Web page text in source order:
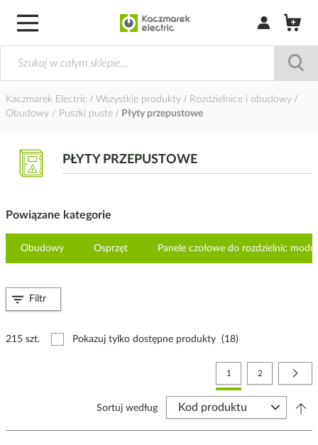
Zaloguj się /
Kaczmarek Electric Wszystkie produkty
Rozdzielnice i obudowy
Obudowy / Puszki puste
Płyty przepustowe
PŁYTY PRZEPUSTOWE
Powiązane kategorie
Obudowy Osprzęt Panele czołowe do rozdzielnic
215 szt. Pokazuj tylko dostępne produkty (18)
Strona
Aktualnie czytasz stronę
1 Strona
2
Sortuj według
Filtr